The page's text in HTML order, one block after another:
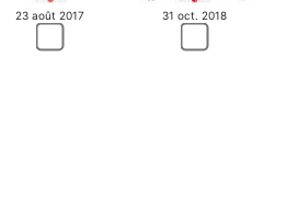
23 août 2017 31 oct. 2018